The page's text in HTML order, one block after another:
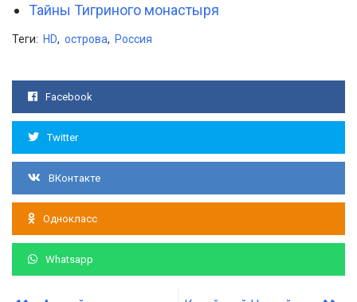
Тайны Тигриного монастыря
Теги: HD, острова, Россия
Facebook
Twitter
ВКонтакте
Однокласс
Whatsapp